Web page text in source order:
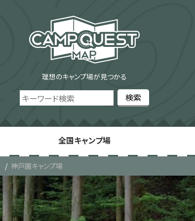
理想のキャンプ場が見つかる
全国キャンプ場
神戸園キャンプ場